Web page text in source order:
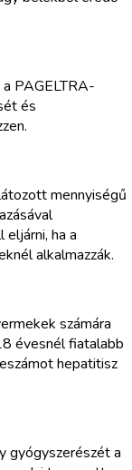
PAGELTRA-
és
mennyiségű
ha a
alkalmazzák.
számára
évesnél fiatalabb
hepatitisz
gyógyszerészét a